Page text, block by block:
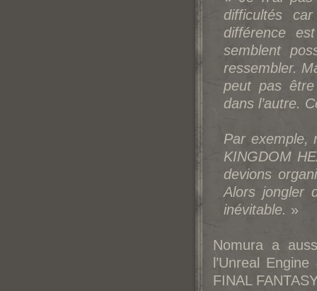
difficultés
différence
semblent
ressembler.
peut pas
dans l’autre.
Par exemple,
KINGDOM
devions
Alors jongler
inévitable. »
Nomura a
l’Unreal
FINAL